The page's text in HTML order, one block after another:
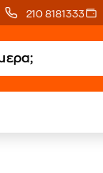
210 8181333